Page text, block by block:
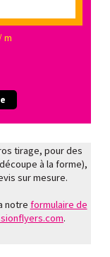
m
tirage, pour des
à la forme),
sur mesure.
notre formulaire de
.